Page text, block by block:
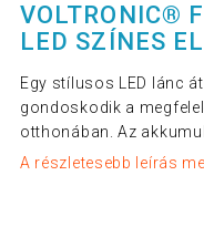
VOLTRONIC®
LED SZÍNES
Egy stílusos LED lánc
gondoskodik a
otthonában. Az
A részletesebb leírás